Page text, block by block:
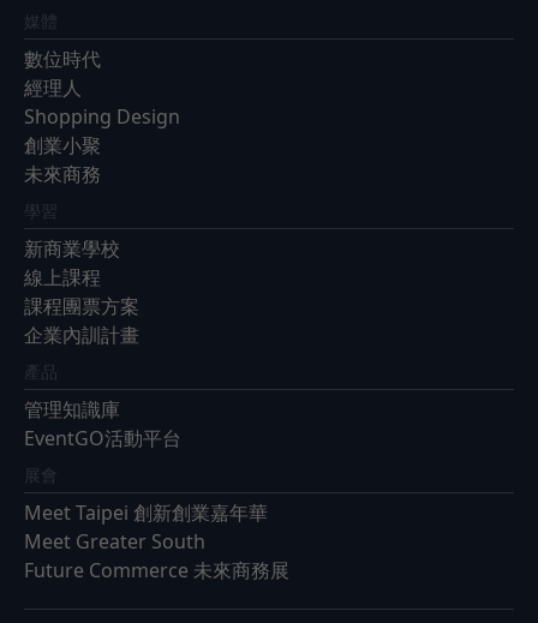
媒體
數位時代
經理人
Shopping Design
創業小聚
未來商務
學習
新商業學校
線上課程
課程團票方案
企業內訓計畫
產品
管理知識庫
EventGO活動平台
展會
Meet Taipei 創新創業嘉年華
Meet Greater South
Future Commerce 未來商務展